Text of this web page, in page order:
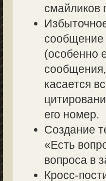
смайликов
сообщение
(особенно
касается
его номер.
Создание
«Есть
вопроса в
Кросс-